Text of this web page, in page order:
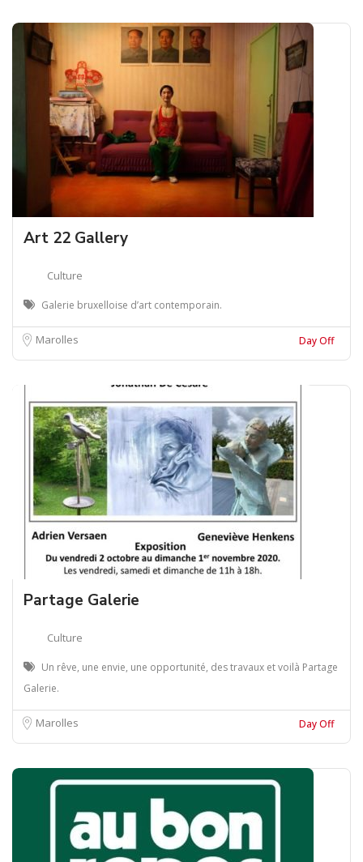
Art 22 Gallery
Culture
Galerie bruxelloise d’art contemporain.
Marolles Day Off
Partage Galerie
Culture
Un rêve, une envie, une opportunité, des travaux et voilà Partage
Galerie.
Marolles Day Off